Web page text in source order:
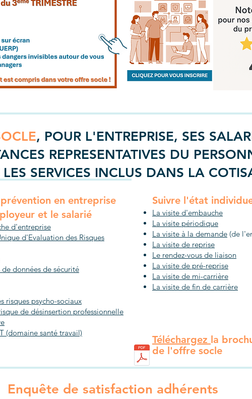
, POUR L'ENTREPRISE, SES
REPRESENTATIVES DU
SERVICES INCLUS DANS LA
en entreprise
et le salarié
d'entreprise
d'Evaluation des Risques
données de sécurité
risques psycho-sociaux
de désinsertion professionnelle
(domaine santé travail)
Suivre l'état
La visite d'embauche
La visite périodique
La visite à la demande (de
La visite de reprise
Le rendez-vous de liaison
La visite de pré-reprise
La visite de mi-carrière
La visite de fin de carrière
Téléchargez la
de l'offre socle
Enquête de satisfaction adhérents